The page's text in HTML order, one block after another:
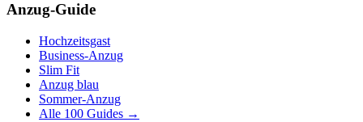
Anzug-Guide
Hochzeitsgast
Business-Anzug
Slim Fit
Anzug blau
Sommer-Anzug
Alle 100 Guides →